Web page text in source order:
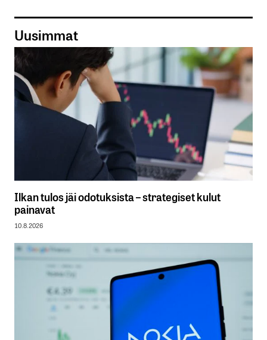
Uusimmat
Ilkan tulos jäi odotuksista – strategiset kulut
painavat
10.8.2026